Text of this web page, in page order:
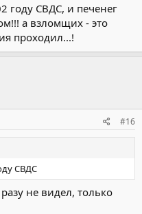
году СВДС, и печенег
а взломщих - это
проходил...!
#16
СВДС
не видел, только